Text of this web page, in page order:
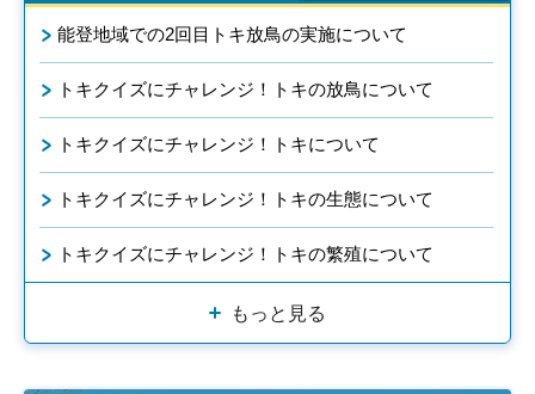
能登地域での2回目トキ放鳥の実施について
トキクイズにチャレンジ！トキの放鳥について
トキクイズにチャレンジ！トキについて
トキクイズにチャレンジ！トキの生態について
トキクイズにチャレンジ！トキの繁殖について
もっと見る